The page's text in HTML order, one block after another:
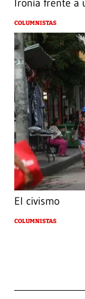
Ironía frente a
COLUMNISTAS
El civismo
COLUMNISTAS